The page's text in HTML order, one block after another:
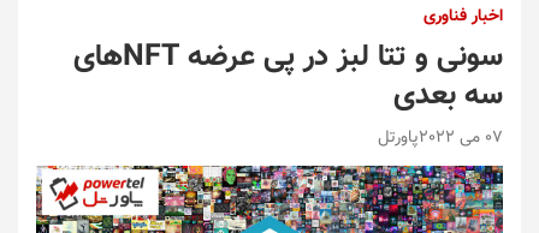
اخبار فناوری
سونی و تتا لبز در پی عرضه NFTهای
سه‌ بعدی
07 می 2022 پاورتل